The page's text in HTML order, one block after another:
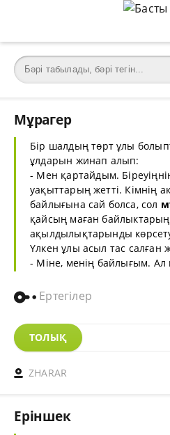
Мұрагер
Бір шалдың төрт ұлы
ұлдарын жинап алып:
- Мен қартайдым.
уақыттарың жетті. Кімнің
байлығына сай болса, сол
қайсың маған
ақылдылықтарынды
Үлкен ұлы асыл тас салған
- Міне, менің байлығым. Ал
Ертегілер
ТОЛЫҚ
ZHARAR
Еріншек